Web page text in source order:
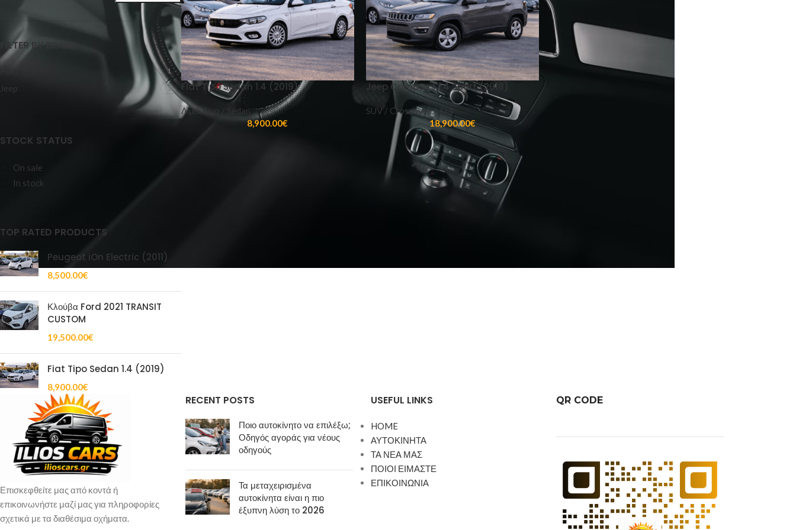
FILTER BY BRAND
1
Jeep 1
STOCK STATUS
On sale
In stock
TOP RATED PRODUCTS
Peugeot iOn Electric (2011)
8,500.00€
Κλούβα Ford 2021 TRANSIT
CUSTOM
19,500.00€
Fiat Tipo Sedan 1.4 (2019)
8,900.00€
Fiat Tipo Sedan 1.4 (2019)
Λιμουζίνα / Sedan
8,900.00€
Jeep Compass 1.4 Sport (2018)
SUV / Crossover / 4x4
18,900.00€
Επισκεφθείτε μας από κοντά ή
επικοινωνήστε μαζί μας για πληροφορίες
σχετικά με τα διαθέσιμα οχήματα.
RECENT POSTS
Ποιο αυτοκίνητο να επιλέξω;
Οδηγός αγοράς για νέους
οδηγούς
Τα μεταχειρισμένα
αυτοκίνητα είναι η πιο
έξυπνη λύση το 2026
USEFUL LINKS
HOME
ΑΥΤΟΚΙΝΗΤΑ
ΤΑ ΝΕΑ ΜΑΣ
ΠΟΙΟΙ ΕΙΜΑΣΤΕ
ΕΠΙΚΟΙΝΩΝΙΑ
QR CODE